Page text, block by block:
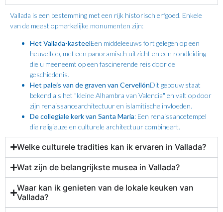
Vallada is een bestemming met een rijk historisch erfgoed. Enkele
van de meest opmerkelijke monumenten zijn:
Het Vallada-kasteelEen middeleeuws fort gelegen op een
heuveltop, met een panoramisch uitzicht en een rondleiding
die u meeneemt op een fascinerende reis door de
geschiedenis.
Het paleis van de graven van CervellónDit gebouw staat
bekend als het "kleine Alhambra van Valencia" en valt op door
zijn renaissancearchitectuur en islamitische invloeden.
De collegiale kerk van Santa María: Een renaissancetempel
die religieuze en culturele architectuur combineert.
Welke culturele tradities kan ik ervaren in Vallada?
Wat zijn de belangrijkste musea in Vallada?
Waar kan ik genieten van de lokale keuken van
Vallada?